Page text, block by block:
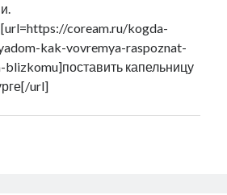
[url=https://coream.ru/kogda-
kak-vovremya-raspoznat-
капельницу
url]